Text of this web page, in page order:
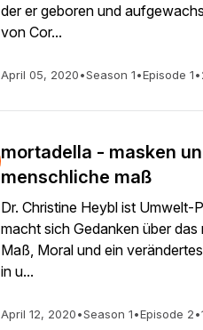
der er geboren und
von Cor...
April 05, 2020•Season 1•Episode 1•
mortadella - masken
menschliche maß
Dr. Christine Heybl ist Umwelt-
macht sich Gedanken über das
Maß, Moral und ein
in u...
April 12, 2020•Season 1•Episode 2•